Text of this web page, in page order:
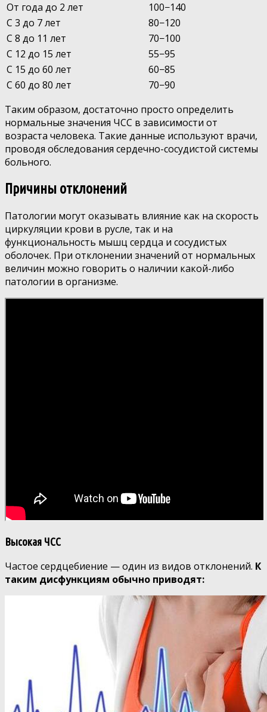
От года до 2 лет
100−140
С 3 до 7 лет
80−120
С 8 до 11 лет
70−100
С 12 до 15 лет
55−95
С 15 до 60 лет
60−85
С 60 до 80 лет
70−90
Таким образом, достаточно просто определить
нормальные значения ЧСС в зависимости от
возраста человека. Такие данные используют врачи,
проводя обследования сердечно-сосудистой системы
больного.
Причины отклонений
Патологии могут оказывать влияние как на скорость
циркуляции крови в русле, так и на
функциональность мышц сердца и сосудистых
оболочек. При отклонении значений от нормальных
величин можно говорить о наличии какой-либо
патологии в организме.
Высокая ЧСС
Частое сердцебиение — один из видов отклонений. К
таким дисфункциям обычно приводят: